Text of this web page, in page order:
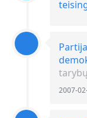
2007-